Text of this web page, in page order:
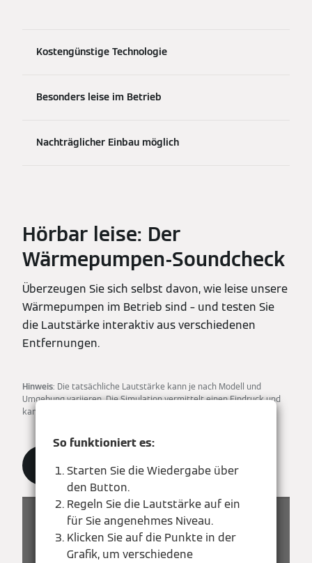
Kostengünstige Technologie
Besonders leise im Betrieb
Nachträglicher Einbau möglich
Hörbar leise: Der
Wärmepumpen-Soundcheck
Überzeugen Sie sich selbst davon, wie leise unsere
Wärmepumpen im Betrieb sind – und testen Sie
die Lautstärke interaktiv aus verschiedenen
Entfernungen.
Hinweis: Die tatsächliche Lautstärke kann je nach Modell und
Umgebung variieren. Die Simulation vermittelt einen Eindruck und
kann die Vor-Ort-Bedingungen nicht exakt wiedergeben.
Ton einschalten
So funktioniert es:
Starten Sie die Wiedergabe über
den Button.
Regeln Sie die Lautstärke auf ein
für Sie angenehmes Niveau.
Klicken Sie auf die Punkte in der
Grafik, um verschiedene